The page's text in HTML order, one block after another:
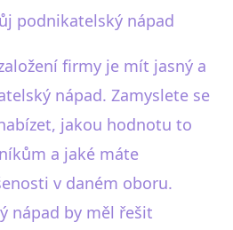
podnikatelský nápad
firmy je mít jasný a
nápad. Zamyslete se
jakou hodnotu to
a jaké máte
v daném oboru.
nápad by měl řešit